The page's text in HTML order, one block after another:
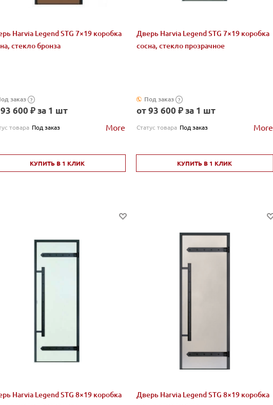
Harvia Legend STG 7×19 коробка
стекло бронза
заказ ?
600 ₽ за 1 шт
товара Под заказ More
КУПИТЬ В 1 КЛИК
Дверь Harvia Legend STG 7×19 коробка
сосна, стекло прозрачное
Под заказ ?
от 93 600 ₽ за 1 шт
Статус товара Под заказ More
КУПИТЬ В 1 КЛИК
Harvia Legend STG 8×19 коробка
Дверь Harvia Legend STG 8×19 коробка